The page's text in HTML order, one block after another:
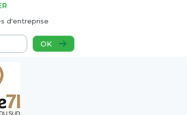
d'entreprise
OK